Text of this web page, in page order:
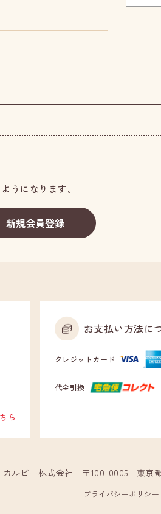
うになります。
ら
お支払い方法に
クレジットカード
代金引換
カルビー株式会社 〒100-0005 東京
プライバシーポリシー